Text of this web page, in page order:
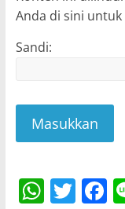
Anda di sini
Sandi:
W T F